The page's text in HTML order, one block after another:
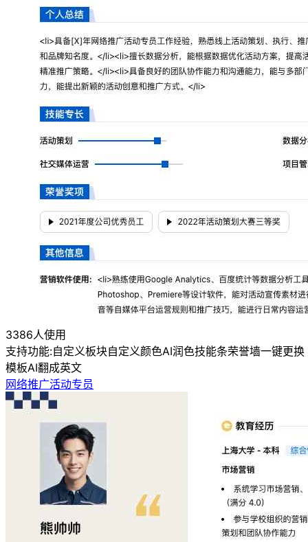
3386人使用
支持功能:自定义板块自定义颜色AI润色技能条荣誉墙一键更换
模板AI翻成英文
网络推广活动专员